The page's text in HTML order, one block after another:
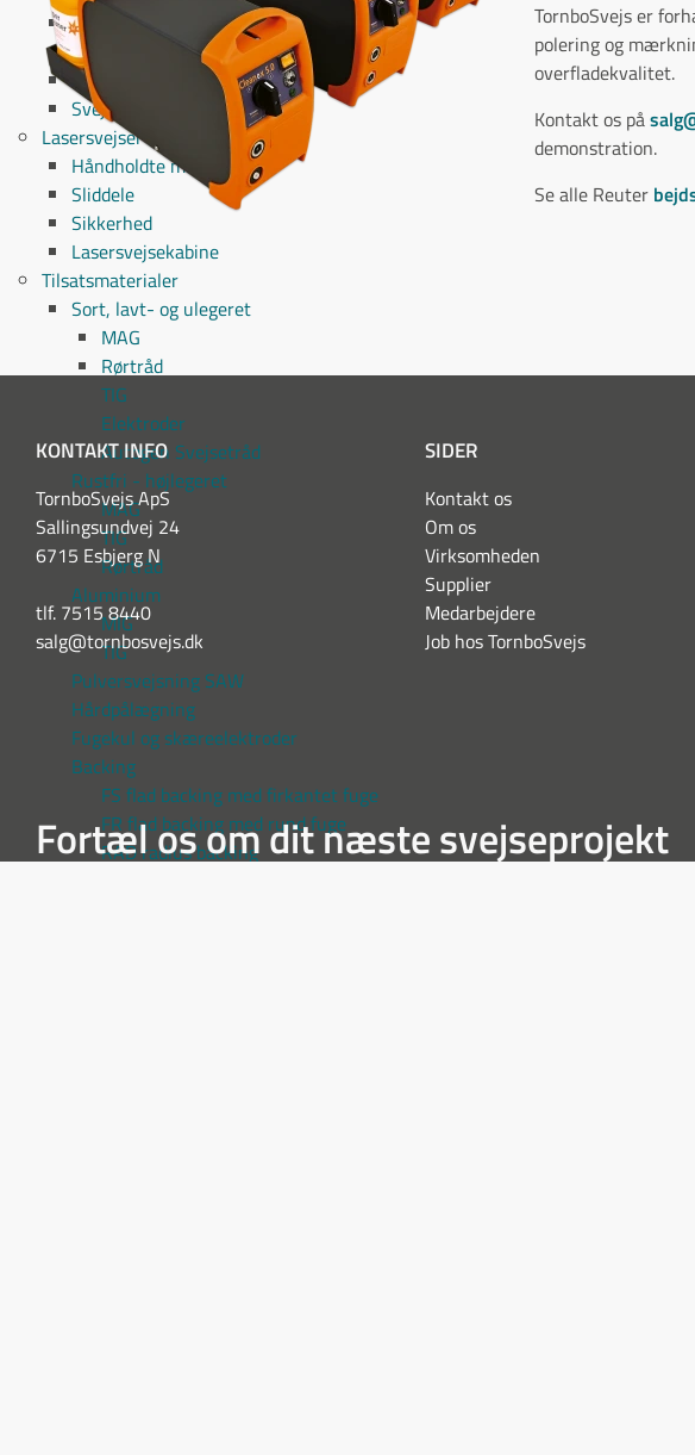
Wolframelektroder
Kølervæske
Slæbesko
Svejsespray
Lasersvejser
Håndholdte maskiner
Sliddele
Sikkerhed
Lasersvejsekabine
Tilsatsmaterialer
Sort, lavt- og ulegeret
MAG
Rørtråd
TIG
Elektroder
Autogen Svejsetråd
Rustfri - højlegeret
MAG
TIG
Rørtråd
Aluminium
MIG
TIG
Pulversvejsning SAW
Hårdpålægning
Fugekul og skæreelektroder
Backing
FS flad backing med firkantet fuge
FR flad backing med rund fuge
RAD radius backing
TornboSvejs er
polering og
overfladekvalitet.
Kontakt os på
demonstration.
Se alle Reuter
KONTAKT INFO
TornboSvejs ApS
Sallingsundvej 24
6715 Esbjerg N
tlf. 7515 8440
salg@tornbosvejs.dk
SIDER
Kontakt os
Om os
Virksomheden
Supplier
Medarbejdere
Job hos TornboSvejs
Fortæl os om dit næste svejseprojekt